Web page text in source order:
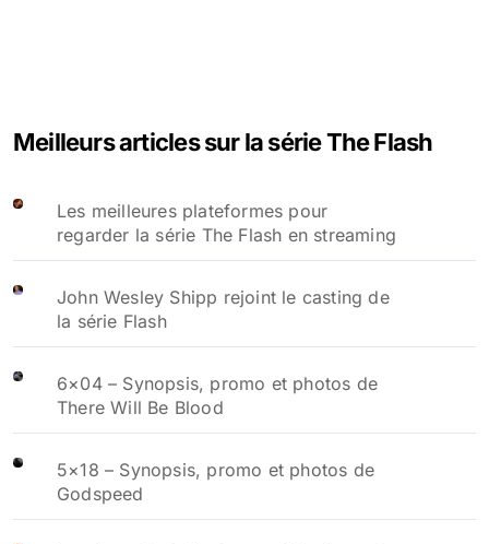
Meilleurs articles sur la série The Flash
Les meilleures plateformes pour
regarder la série The Flash en streaming
John Wesley Shipp rejoint le casting de
la série Flash
6×04 – Synopsis, promo et photos de
There Will Be Blood
5×18 – Synopsis, promo et photos de
Godspeed